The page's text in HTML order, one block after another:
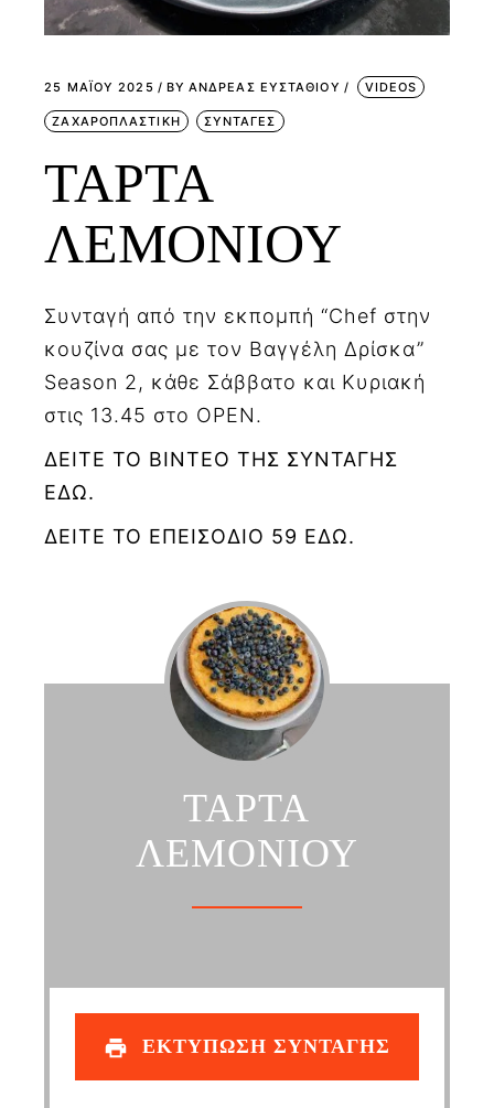
25 ΜΑΪ́ΟΥ 2025 BY ΑΝΔΡΕΑΣ ΕΥΣΤΑΘΙΟΥ VIDEOS
ΖΑΧΑΡΟΠΛΑΣΤΙΚΗ ΣΥΝΤΑΓΕΣ
ΤΑΡΤΑ
ΛΕΜΟΝΙΟΥ
Συνταγή από την εκπομπή “Chef στην
κουζίνα σας με τον Βαγγέλη Δρίσκα”
Season 2, κάθε Σάββατο και Κυριακή
στις 13.45 στο OPEN.
ΔΕΙΤΕ ΤΟ ΒΙΝΤΕΟ ΤΗΣ ΣΥΝΤΑΓΗΣ
ΕΔΩ.
ΔΕΙΤΕ ΤΟ ΕΠΕΙΣΟΔΙΟ 59 ΕΔΩ.
ΤΑΡΤΑ
ΛΕΜΟΝΙΟΥ
ΕΚΤΥΠΩΣΗ ΣΥΝΤΑΓΗΣ